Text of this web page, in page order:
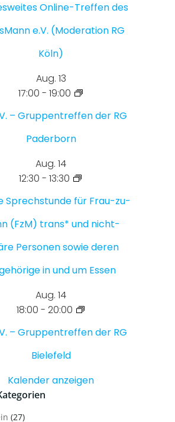
Online-Treffen des
e.V. (Moderation RG
Köln)
Aug. 13
17:00 - 19:00
– Gruppentreffen der RG
Paderborn
Aug. 14
12:30 - 13:30
Sprechstunde für Frau-zu-
(FzM) trans* und nicht-
Personen sowie deren
in und um Essen
Aug. 14
18:00 - 20:00
– Gruppentreffen der RG
Bielefeld
Kalender anzeigen
(27)